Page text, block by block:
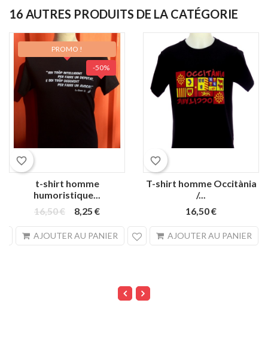
16 AUTRES PRODUITS DE LA CATÉGORIE
favorite_border
t-shirt homme
humoristique...
16,50 €
8,25 €
AJOUTER AU PANIER search
PROMO !
-50%
favorite_border
T-shirt homme Occitània
/...
16,50 €
AJOUTER AU PANIER